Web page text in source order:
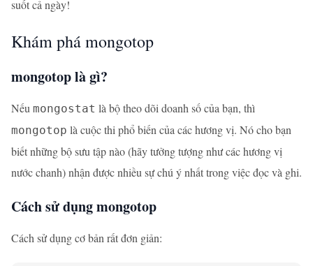
suốt cả ngày!
Khám phá mongotop
mongotop là gì?
Nếu mongostat là bộ theo dõi doanh số của bạn, thì
mongotop là cuộc thi phổ biến của các hương vị. Nó cho bạn
biết những bộ sưu tập nào (hãy tưởng tượng như các hương vị
nước chanh) nhận được nhiều sự chú ý nhất trong việc đọc và ghi.
Cách sử dụng mongotop
Cách sử dụng cơ bản rất đơn giản: